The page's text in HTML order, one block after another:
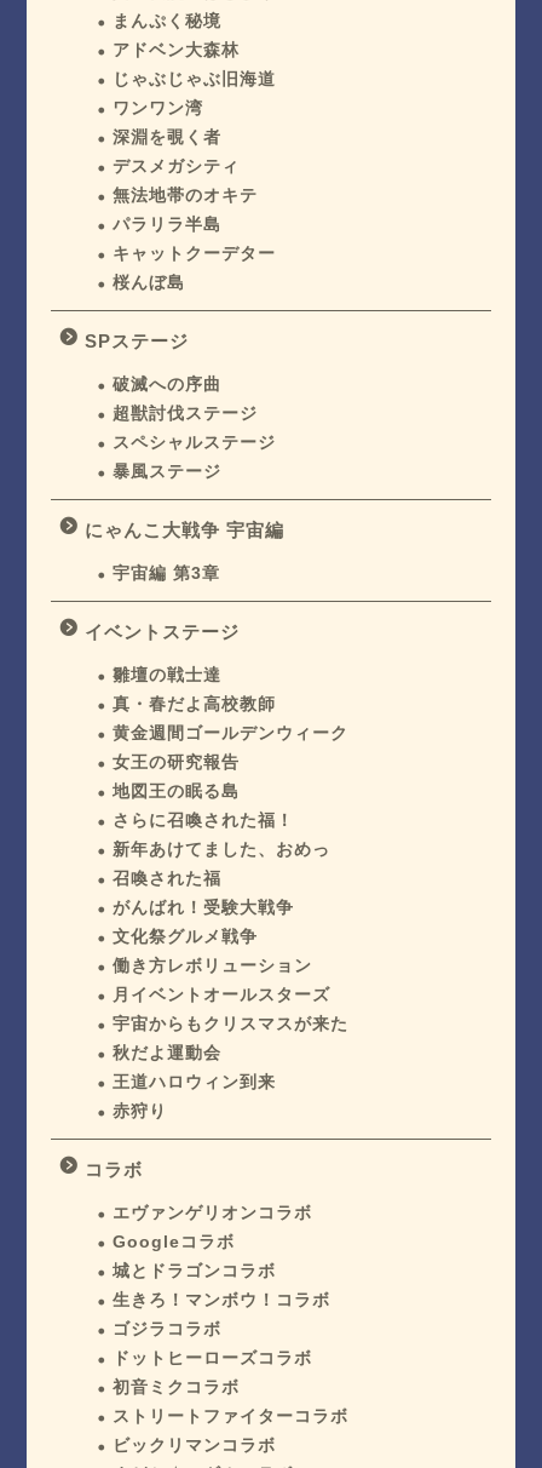
まんぷく秘境
アドベン大森林
じゃぶじゃぶ旧海道
ワンワン湾
深淵を覗く者
デスメガシティ
無法地帯のオキテ
パラリラ半島
キャットクーデター
桜んぼ島
SPステージ
破滅への序曲
超獣討伐ステージ
スペシャルステージ
暴風ステージ
にゃんこ大戦争 宇宙編
宇宙編 第3章
イベントステージ
雛壇の戦士達
真・春だよ高校教師
黄金週間ゴールデンウィーク
女王の研究報告
地図王の眠る島
さらに召喚された福！
新年あけてました、おめっ
召喚された福
がんばれ！受験大戦争
文化祭グルメ戦争
働き方レボリューション
月イベントオールスターズ
宇宙からもクリスマスが来た
秋だよ運動会
王道ハロウィン到来
赤狩り
コラボ
エヴァンゲリオンコラボ
Googleコラボ
城とドラゴンコラボ
生きろ！マンボウ！コラボ
ゴジラコラボ
ドットヒーローズコラボ
初音ミクコラボ
ストリートファイターコラボ
ビックリマンコラボ